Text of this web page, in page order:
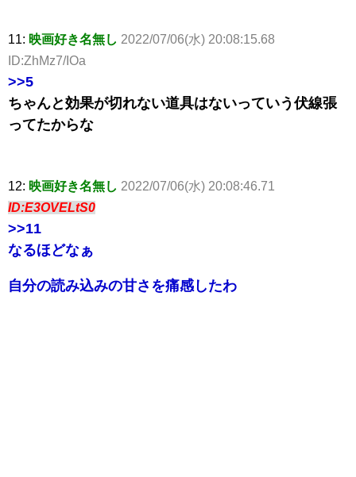
11: 映画好き名無し 2022/07/06(水) 20:08:15.68
ID:ZhMz7/IOa
>>5
ちゃんと効果が切れない道具はないっていう伏線張
ってたからな
12: 映画好き名無し 2022/07/06(水) 20:08:46.71
ID:E3OVELtS0
>>11
なるほどなぁ
自分の読み込みの甘さを痛感したわ